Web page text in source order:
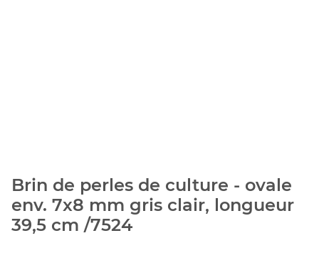
Brin de perles de culture - ovale
env. 7x8 mm gris clair, longueur
39,5 cm /7524